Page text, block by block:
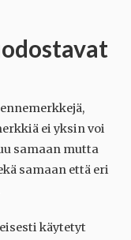
ei yksin voi
samaan mutta
samaan että eri
käytetyt